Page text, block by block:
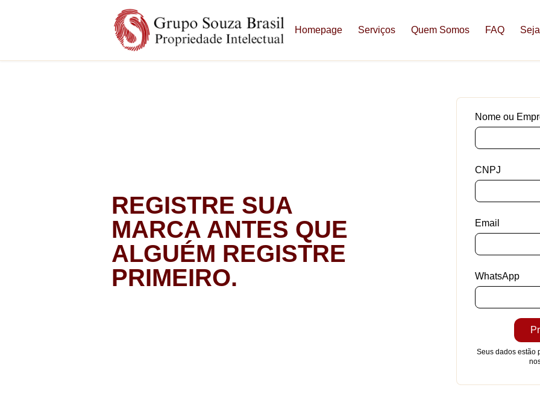
Homepage Serviços Quem Somos FAQ
REGISTRE SUA
MARCA ANTES QUE
ALGUÉM REGISTRE
PRIMEIRO.
Nome ou
CNPJ
Email
WhatsApp
Seus dados estão